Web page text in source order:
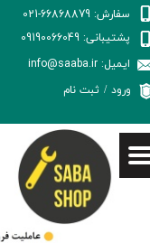
ایمیل: info@saaba.ir
سفارش: 66868879-021
ورود / ثبت نام
حساب کاربری من
تغییر گذر واژه
سفارشات
خروج از حساب کاربری
پشتیبانی: 09190066049